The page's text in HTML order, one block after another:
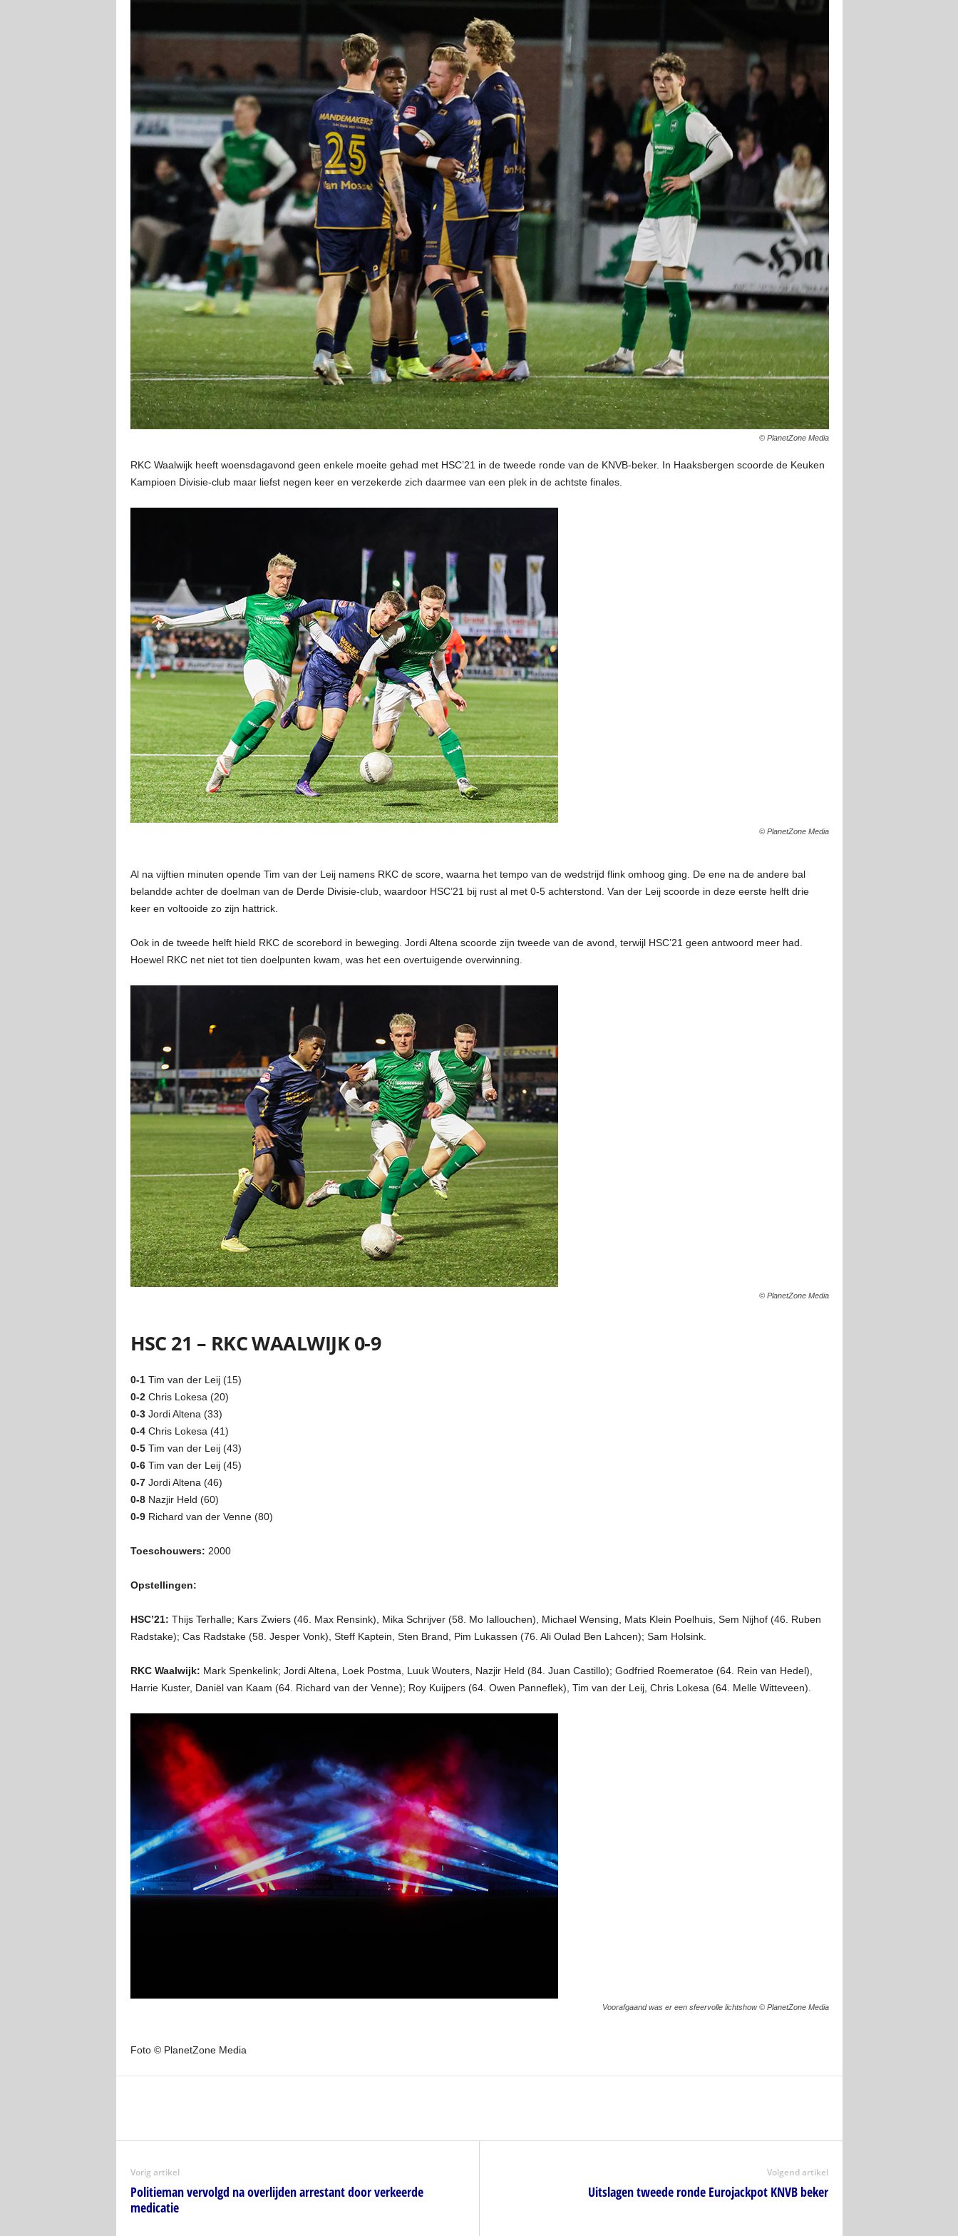
© PlanetZone Media
RKC Waalwijk heeft woensdagavond geen enkele moeite gehad met HSC’21 in de tweede ronde van de KNVB-beker. In Haaksbergen scoorde de Keuken
Kampioen Divisie-club maar liefst negen keer en verzekerde zich daarmee van een plek in de achtste finales.
© PlanetZone Media
Al na vijftien minuten opende Tim van der Leij namens RKC de score, waarna het tempo van de wedstrijd flink omhoog ging. De ene na de andere bal
belandde achter de doelman van de Derde Divisie-club, waardoor HSC’21 bij rust al met 0-5 achterstond. Van der Leij scoorde in deze eerste helft drie
keer en voltooide zo zijn hattrick.
Ook in de tweede helft hield RKC de scorebord in beweging. Jordi Altena scoorde zijn tweede van de avond, terwijl HSC’21 geen antwoord meer had.
Hoewel RKC net niet tot tien doelpunten kwam, was het een overtuigende overwinning.
© PlanetZone Media
HSC 21 – RKC WAALWIJK 0-9
0-1Tim van der Leij (15)
0-2 Chris Lokesa (20)
0-3 Jordi Altena (33)
0-4 Chris Lokesa (41)
0-5Tim van der Leij (43)
0-6Tim van der Leij (45)
0-7Jordi Altena (46)
0-8Nazjir Held (60)
0-9Richard van der Venne (80)
Toeschouwers: 2000
Opstellingen:
HSC’21: Thijs Terhalle; Kars Zwiers (46. Max Rensink), Mika Schrijver (58. Mo Iallouchen), Michael Wensing, Mats Klein Poelhuis, Sem Nijhof (46. Ruben
Radstake); Cas Radstake (58. Jesper Vonk), Steff Kaptein, Sten Brand, Pim Lukassen (76. Ali Oulad Ben Lahcen); Sam Holsink.
RKC Waalwijk: Mark Spenkelink; Jordi Altena, Loek Postma, Luuk Wouters, Nazjir Held (84. Juan Castillo); Godfried Roemeratoe (64. Rein van Hedel),
Harrie Kuster, Daniël van Kaam (64. Richard van der Venne); Roy Kuijpers (64. Owen Panneflek), Tim van der Leij, Chris Lokesa (64. Melle Witteveen).
Voorafgaand was er een sfeervolle lichtshow © PlanetZone Media
Foto © PlanetZone Media
Vorig artikel
Politieman vervolgd na overlijden arrestant door verkeerde
medicatie
Volgend artikel
Uitslagen tweede ronde Eurojackpot KNVB beker